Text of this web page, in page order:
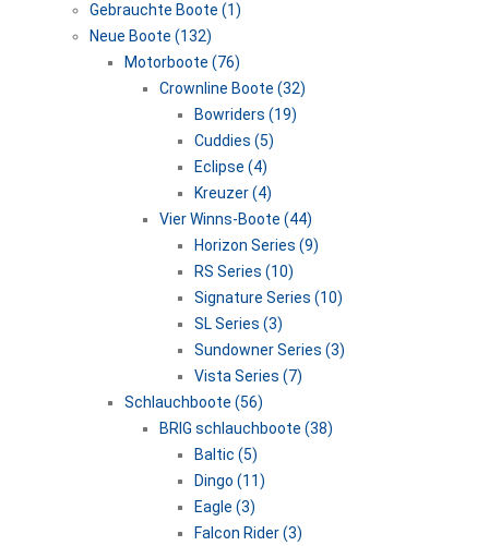
Gebrauchte Boote (1)
Neue Boote (132)
Motorboote (76)
Crownline Boote (32)
Bowriders (19)
Cuddies (5)
Eclipse (4)
Kreuzer (4)
Vier Winns-Boote (44)
Horizon Series (9)
RS Series (10)
Signature Series (10)
SL Series (3)
Sundowner Series (3)
Vista Series (7)
Schlauchboote (56)
BRIG schlauchboote (38)
Baltic (5)
Dingo (11)
Eagle (3)
Falcon Rider (3)